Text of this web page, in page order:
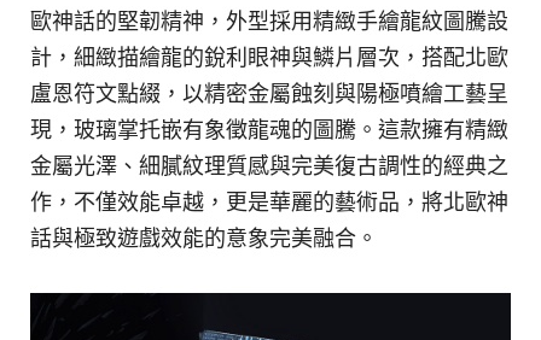
歐神話的堅韌精神，外型採用精緻手繪龍紋圖騰設
計，細緻描繪龍的銳利眼神與鱗片層次，搭配北歐
盧恩符文點綴，以精密金屬蝕刻與陽極噴繪工藝呈
現，玻璃掌托嵌有象徵龍魂的圖騰。這款擁有精緻
金屬光澤、細膩紋理質感與完美復古調性的經典之
作，不僅效能卓越，更是華麗的藝術品，將北歐神
話與極致遊戲效能的意象完美融合。